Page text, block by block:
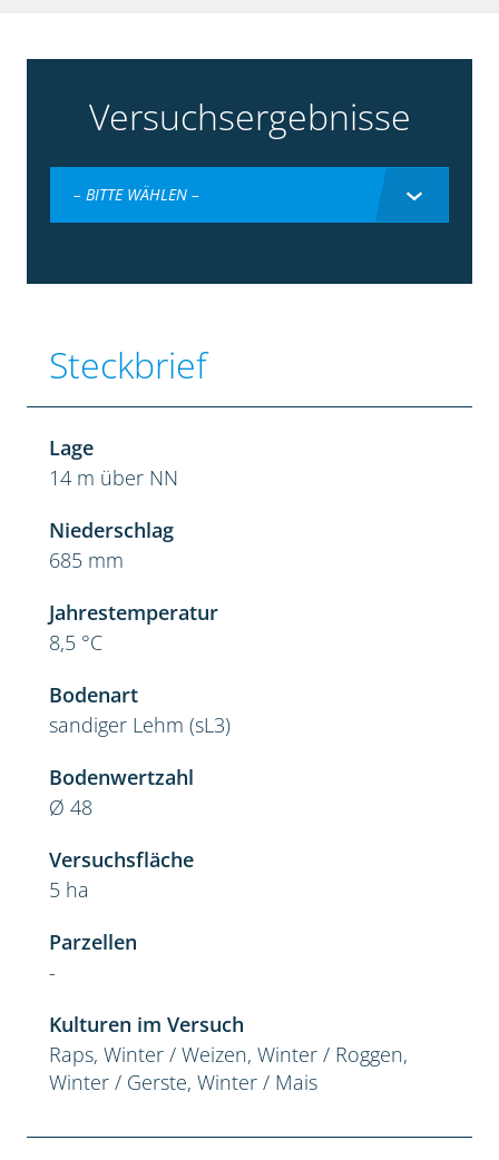
Versuchsergebnisse
– BITTE WÄHLEN –
Steckbrief
Lage
14 m über NN
Niederschlag
685 mm
Jahrestemperatur
8,5 °C
Bodenart
sandiger Lehm (sL3)
Bodenwertzahl
Ø 48
Versuchsfläche
5 ha
Parzellen
-
Kulturen im Versuch
Raps, Winter / Weizen, Winter / Roggen,
Winter / Gerste, Winter / Mais